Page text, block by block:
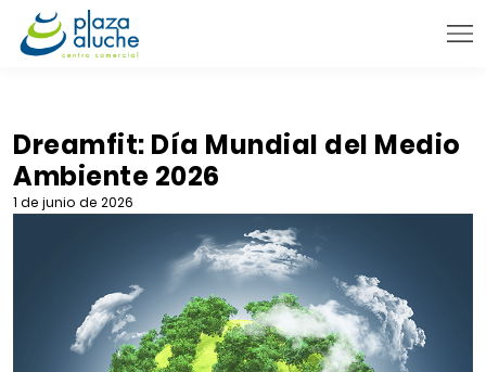
TIENDAS
VENTA TELEFÓNICA
CONTACTO
Dreamfit: Día Mundial del Medio
Ambiente 2026
1 de junio de 2026